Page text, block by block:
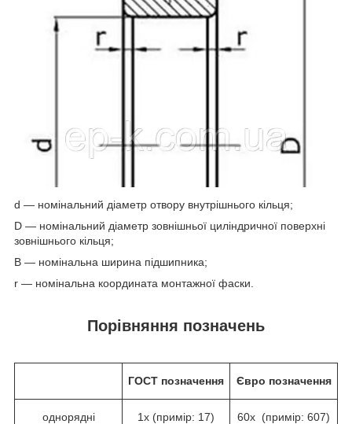
d — номінальний діаметр отвору внутрішнього кільця;
D — номінальний діаметр зовнішньої циліндричної поверхні
зовнішнього кільця;
B — номінальна ширина підшипника;
r — номінальна координата монтажної фаски.
Порівняння позначень
ГОСТ позначення Євро позначення
однорядні 1х (примір: 17) 60х (примір: 607)